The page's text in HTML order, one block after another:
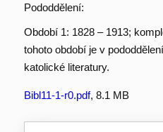
Pododdělení:
Období 1: 1828 – 1913;
tohoto období je v
katolické literatury.
Bibl11-1-r0.pdf, 8.1 MB